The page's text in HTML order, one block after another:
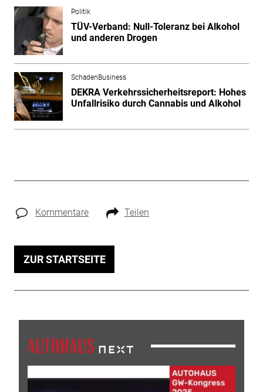
Politik
TÜV-Verband: Null-Toleranz bei Alkohol
und anderen Drogen
SchadenBusiness
DEKRA Verkehrssicherheitsreport: Hohes
Unfallrisiko durch Cannabis und Alkohol
Kommentare Teilen
ZUR STARTSEITE